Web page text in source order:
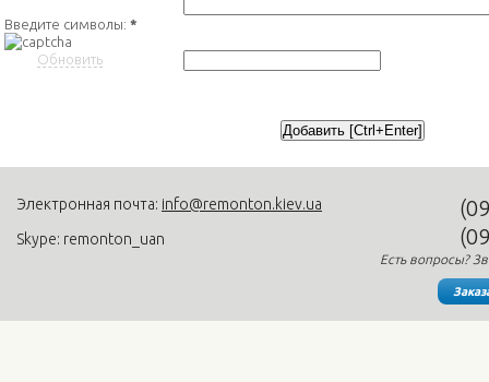
Введите символы: *
Обновить
Электронная почта: info@remonton.kiev.ua
Skype: remonton_uan
Есть вопросы?